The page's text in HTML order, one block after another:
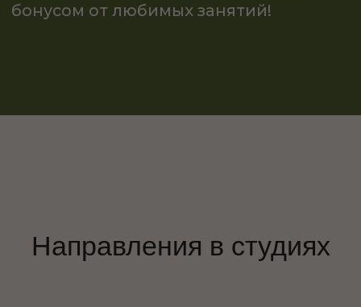
Узнать больше